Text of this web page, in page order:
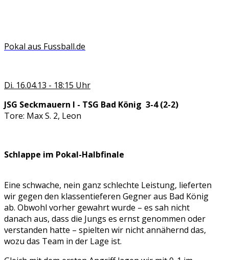
Pokal aus Fussball.de
Di. 16.04.13 - 18:15 Uhr
JSG Seckmauern I - TSG Bad König 3-4 (2-2)
Tore: Max S. 2, Leon
Schlappe im Pokal-Halbfinale
Eine schwache, nein ganz schlechte Leistung, lieferten
wir gegen den klassentieferen Gegner aus Bad König
ab. Obwohl vorher gewahrt wurde – es sah nicht
danach aus, dass die Jungs es ernst genommen oder
verstanden hatte – spielten wir nicht annähernd das,
wozu das Team in der Lage ist.